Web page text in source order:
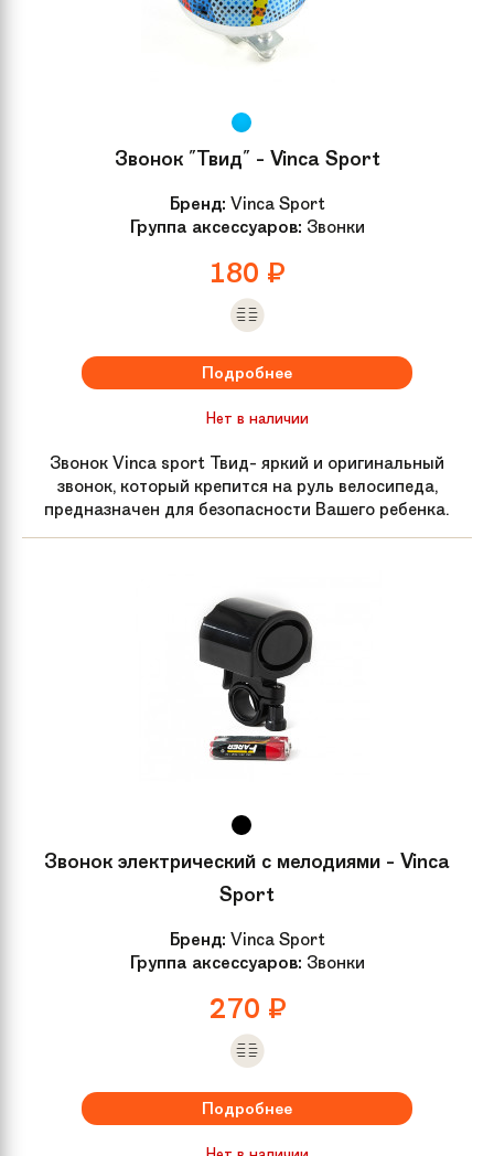
Звонок "Твид" - Vinca Sport
Бренд: Vinca Sport
Группа аксессуаров: Звонки
180 ₽
Подробнее
Нет в наличии
Звонок Vinca sport Твид- яркий и оригинальный
звонок, который крепится на руль велосипеда,
предназначен для безопасности Вашего ребенка.
Звонок электрический с мелодиями - Vinca
Sport
Бренд: Vinca Sport
Группа аксессуаров: Звонки
270 ₽
Подробнее